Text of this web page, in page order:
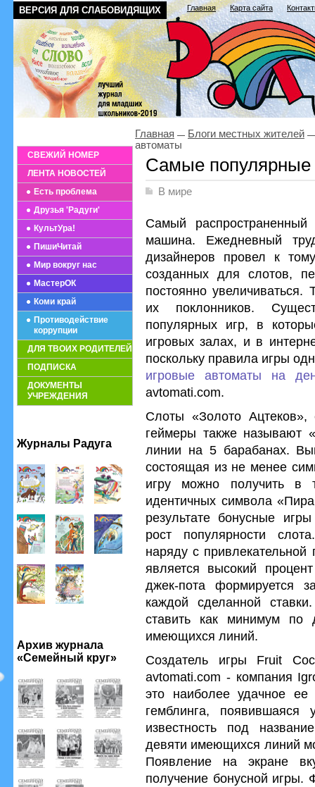
ВЕРСИЯ ДЛЯ СЛАБОВИДЯЩИХ Главная Карта сайта
СВЕЖИЙ НОМЕР
ЛЕНТА НОВОСТЕЙ
Есть проблема
Друзья 'Радуги'
КультУра!
ПишиЧитай
Мир вокруг нас
МастерОК
Коми край
Противодействие
коррупции
ДЛЯ ТВОИХ РОДИТЕЛЕЙ
ПОДПИСКА
ДОКУМЕНТЫ
УЧРЕЖДЕНИЯ
Журналы Радуга
Архив журнала
«Семейный круг»
Главная
Блоги местных жителей
автоматы
Самые популярные
В мире
Самый
машина. Ежедневный
дизайнеров провел к
созданных для слотов,
постоянно увеличиваться.
их поклонников.
популярных игр, в
игровых залах, и в
поскольку правила игры
игровые автоматы на
avtomati.com.
Слоты «Золото Ацтеков»,
геймеры также называют
линии на 5 барабанах.
состоящая из не менее
игру можно получить в
идентичных символа
результате бонусные
рост популярности
наряду с
является высокий
джек-пота формируется
каждой сделанной
ставить как минимум по
имеющихся линий.
Создатель игры Fruit
avtomati.com - компания
это наиболее удачное ее
гемблинга,
известность под
девяти имеющихся линий
Появление на экране
получение бонусной игры.